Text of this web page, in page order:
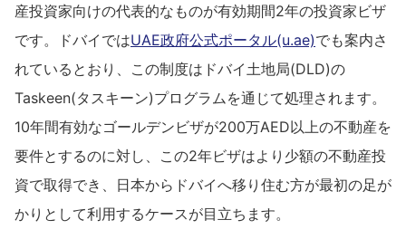
産投資家向けの代表的なものが有効期間2年の投資家ビザ
です。ドバイではUAE政府公式ポータル(u.ae)でも案内さ
れているとおり、この制度はドバイ土地局(DLD)の
Taskeen(タスキーン)プログラムを通じて処理されます。
10年間有効なゴールデンビザが200万AED以上の不動産を
要件とするのに対し、この2年ビザはより少額の不動産投
資で取得でき、日本からドバイへ移り住む方が最初の足が
かりとして利用するケースが目立ちます。